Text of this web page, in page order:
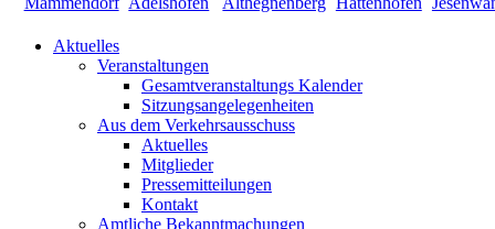
Aktuelles
Veranstaltungen
Gesamtveranstaltungs Kalender
Sitzungsangelegenheiten
Aus dem Verkehrsausschuss
Aktuelles
Mitglieder
Pressemitteilungen
Kontakt
Amtliche Bekanntmachungen